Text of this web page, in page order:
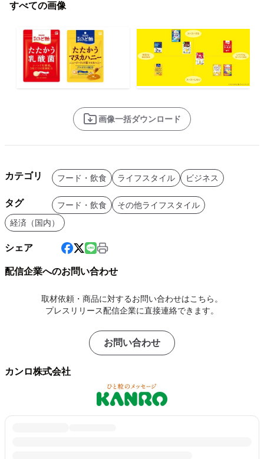
すべての画像
画像一括ダウンロード
カテゴリ フード・飲食 ライフスタイル ビジネス
タグ フード・飲食
その他ライフスタイル
経済（国内）
シェア
配信企業へのお問い合わせ
取材依頼・商品に対するお問い合わせはこちら。
プレスリリース配信企業に直接連絡できます。
お問い合わせ
カンロ株式会社